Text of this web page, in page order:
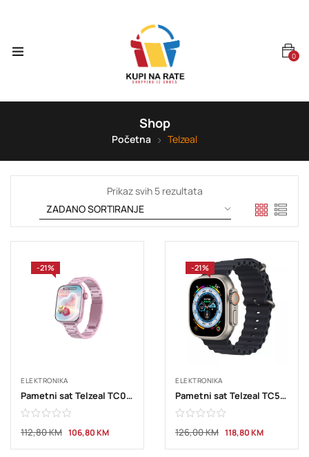
0
Shop
Početna Telzeal
Prikaz svih 5 rezultata
-21%
ELEKTRONIKA
Pametni sat Telzeal TC05 Mini pink
112,80KM 106,80KM
-21%
ELEKTRONIKA
Pametni sat Telzeal TC51 black
126,00KM 118,80KM